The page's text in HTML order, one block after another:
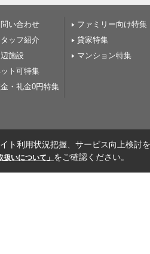
い合わせ
ッフ紹介
施設
ト可特集
・礼金0円特集
ファミリー向け特集
貸家特集
マンション特集
ト利用状況把握、サービス向上検討
扱いについて」 をご確認ください。